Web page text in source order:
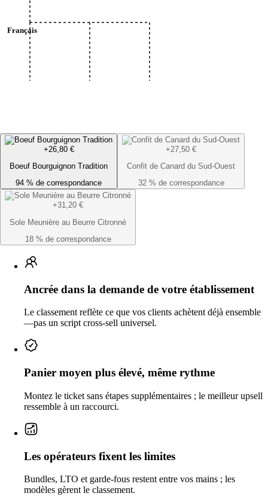
Upsells neuronaux prédictifs—compléments et achats
Précommandes & planification
Préparation & planification prédictives—prévision de
Téléchargez Menuella pour macOS, iOS et le web.
Français
+26,80 €
Boeuf Bourguignon Tradition
94 % de correspondance
+27,50 €
Confit de Canard du Sud-Ouest
32 % de correspondance
+31,20 €
Sole Meunière au Beurre Citronné
18 % de correspondance
Ancrée dans la demande de votre établissement
Le classement reflète ce que vos clients achètent déjà ensemble
—pas un script cross-sell universel.
Panier moyen plus élevé, même rythme
Montez le ticket sans étapes supplémentaires ; le meilleur upsell
ressemble à un raccourci.
Les opérateurs fixent les limites
Bundles, LTO et garde-fous restent entre vos mains ; les
modèles gèrent le classement.